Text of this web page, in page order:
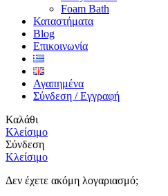
Foam Bath
Καταστήματα
Blog
Επικοινωνία
Αγαπημένα
Σύνδεση / Εγγραφή
Καλάθι
Κλείσιμο
Σύνδεση
Κλείσιμο
Δεν έχετε ακόμη λογαριασμό;